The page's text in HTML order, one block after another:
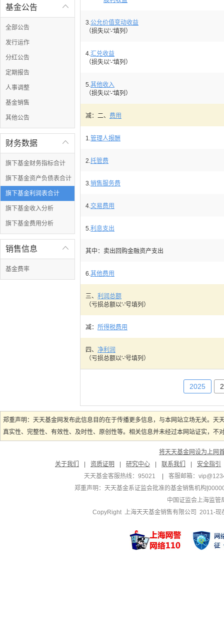

基金公告
全部公告
发行运作
分红公告
定期报告
人事调整
基金销售
其他公告

财务数据
旗下基金财务指标合计
旗下基金资产负债表合计
旗下基金利润表合计
旗下基金收入分析
旗下基金费用分析

销售信息
基金费率
3.公允价值变动收益
（损失以'-'填列）
4.汇兑收益
（损失以'-'填列）
5.其他收入
（损失以'-'填列）
减：二、 费用
1.管理人报酬
2.托管费
3.销售服务费
4.交易费用
5.利息支出
其中：卖出回购金融资产支出
6.其他费用
三、 利润总额
（亏损总额以'-'号填列）
减： 所得税费用
四、 净利润
（亏损总额以'-'号填列）
2025
郑重声明：天天基金网发布此信息目的在于传播更多信息，与本网站立场无关。
真实性、完整性、有效性、及时性、原创性等。相关信息并未经过本网站证实，
将天天基金网设为上网
关于我们
资质证明 研究中心 联系我们
安全指引
天天基金客服热线：95021
客服邮箱：
郑重声明： 天天基金系证监会批准的基金销售机构
中国证监会上海监管
CopyRight 上海天天基金销售有限公司 2011-